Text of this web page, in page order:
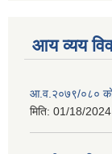
आय व्यय
आ.व.२०७९/०८०
मिति: 01/18/